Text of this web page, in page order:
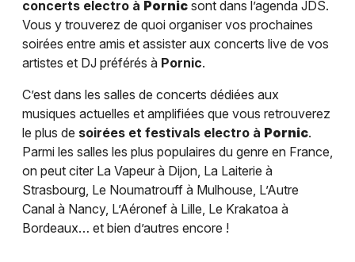
concerts electro à Pornic sont dans l’agenda JDS.
Vous y trouverez de quoi organiser vos prochaines
soirées entre amis et assister aux concerts live de vos
artistes et DJ préférés à Pornic.
C’est dans les salles de concerts dédiées aux
musiques actuelles et amplifiées que vous retrouverez
le plus de soirées et festivals electro à Pornic.
Parmi les salles les plus populaires du genre en France,
on peut citer La Vapeur à Dijon, La Laiterie à
Strasbourg, Le Noumatrouff à Mulhouse, L’Autre
Canal à Nancy, L’Aéronef à Lille, Le Krakatoa à
Bordeaux… et bien d’autres encore !